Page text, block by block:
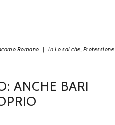
Romano | in Lo sai che, Professione
ANCHE BARI